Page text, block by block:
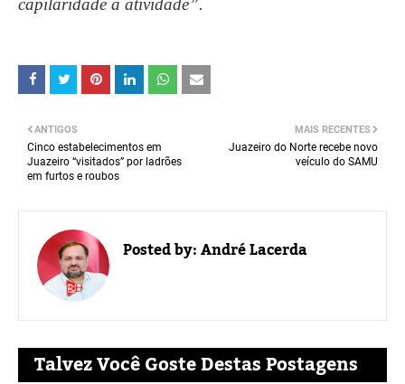
MAIS RECENTES
Juazeiro do Norte recebe novo
veículo do SAMU
ANTIGOS
Cinco estabelecimentos em
Juazeiro “visitados” por ladrões
em furtos e roubos
Posted by:André Lacerda
Talvez Você Goste Destas Postagens